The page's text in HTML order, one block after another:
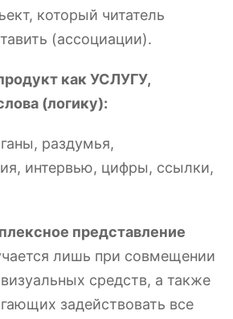
который читатель
(ассоциации).
как УСЛУГУ,
(логику):
раздумья,
интервью, цифры, ссылки,
представление
лишь при совмещении
средств, а также
задействовать все